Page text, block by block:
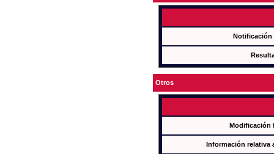
Notificación
Otros
Modificación
Información relativa